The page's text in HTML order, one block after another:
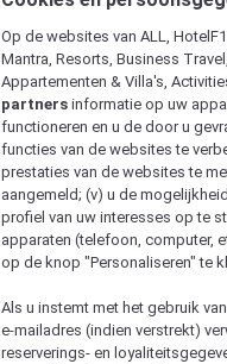
Op de websites van ALL,
Mantra, Resorts, Business
Appartementen & Villa's,
partners informatie op uw
functioneren en u de door u
functies van de websites te
prestaties van de websites te
aangemeld; (v) u de
profiel van uw interesses op te
apparaten (telefoon, computer,
op de knop "Personaliseren" te
Als u instemt met het gebruik
e-mailadres (indien verstrekt)
reserverings- en